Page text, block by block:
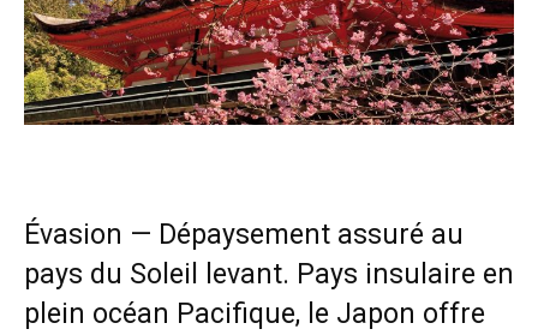
Évasion — Dépaysement assuré au
pays du Soleil levant. Pays insulaire en
plein océan Pacifique, le Japon offre